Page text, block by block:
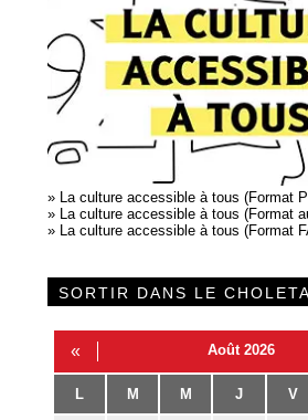
» La culture accessible à tous (Format
» La culture accessible à tous (Format
» La culture accessible à tous (Format
SORTIR DANS LE
« Août 2026
L M M J V